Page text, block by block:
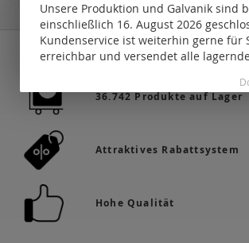
36.742 Produkte auf Lager
Attraktives Rabattsystem
Hohe Qualität
Unsere Produktion und Galvanik sind
einschließlich 16. August 2026
Kundenservice ist weiterhin gerne für
erreichbar und versendet alle